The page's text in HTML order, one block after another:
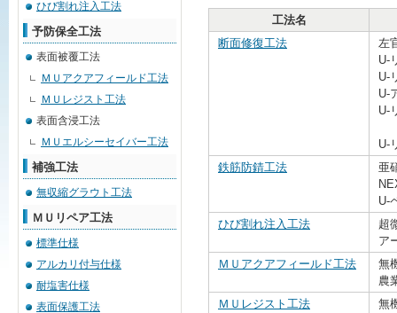
工法名
断面修復工法
左
U-
U-
U-
U-
U-
鉄筋防錆工法
亜
U-
ひび割れ注入工法
超
ア
ＭＵアクアフィールド工法
無
農
ＭＵレジスト工法
無
ひび割れ注入工法
予防保全工法
表面被覆工法
ＭＵアクアフィールド工法
ＭＵレジスト工法
表面含浸工法
ＭＵエルシーセイバー工法
補強工法
無収縮グラウト工法
ＭＵリペア工法
標準仕様
アルカリ付与仕様
耐塩害仕様
表面保護工法